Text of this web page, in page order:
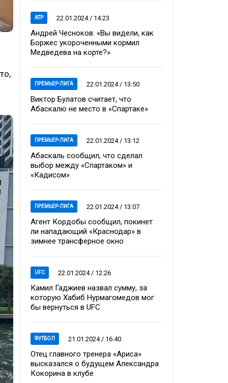
ATP 22.01.2024 / 14:23
Андрей Чесноков: «Вы видели, как
Боржес укороченными кормил
Медведева на корте?»
ПРЕМЬЕР-ЛИГА 22.01.2024 / 13:50
Виктор Булатов считает, что
Абаскалю не место в «Спартаке»
ПРЕМЬЕР-ЛИГА 22.01.2024 / 13:12
Абаскаль сообщил, что сделал
выбор между «Спартаком» и
«Кадисом»
ПРЕМЬЕР-ЛИГА 22.01.2024 / 13:07
Агент Кордобы сообщил, покинет
ли нападающий «Краснодар» в
зимнее трансферное окно
UFC 22.01.2024 / 12:26
Камил Гаджиев назвал сумму, за
которую Хабиб Нурмагомедов мог
бы вернуться в UFC
ФУТБОЛ 21.01.2024 / 16:40
Отец главного тренера «Ариса»
высказался о будущем Александра
Кокорина в клубе